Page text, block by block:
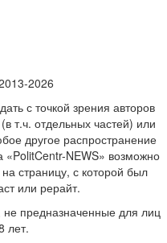
2026
с точкой зрения авторов
т.ч. отдельных частей) или
другое распространение
NEWS» возможно
страницу, с которой был
или рерайт.
предназначенные для лиц
лет.